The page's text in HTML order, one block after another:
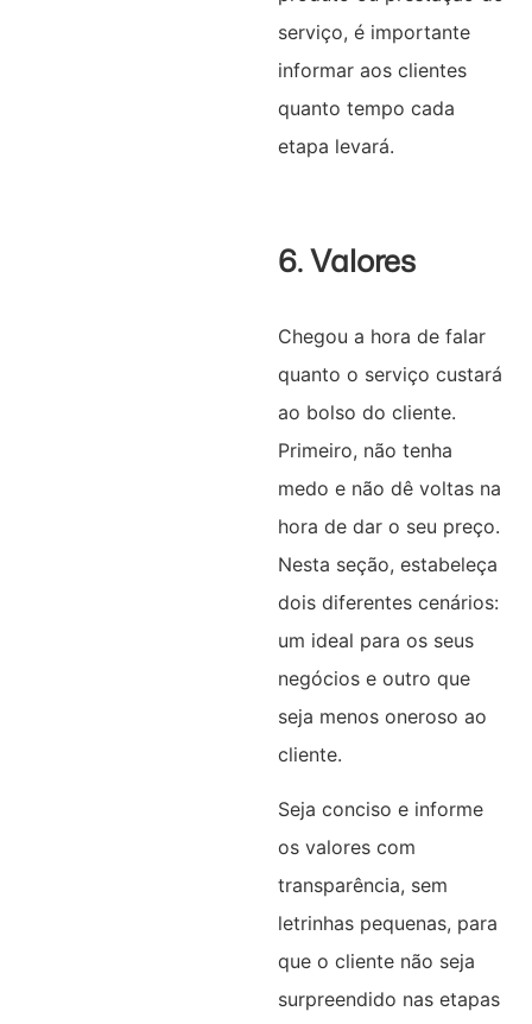
serviço, é importante
informar aos clientes
quanto tempo cada
etapa levará.
6. Valores
Chegou a hora de falar
quanto o serviço custará
ao bolso do cliente.
Primeiro, não tenha
medo e não dê voltas na
hora de dar o seu preço.
Nesta seção, estabeleça
dois diferentes cenários:
um ideal para os seus
negócios e outro que
seja menos oneroso ao
cliente.
Seja conciso e informe
os valores com
transparência, sem
letrinhas pequenas, para
que o cliente não seja
surpreendido nas etapas